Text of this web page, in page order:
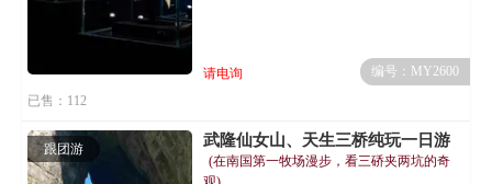
请电询
编号：MY2600
已售：112
跟团游 武隆仙女山、天生三桥纯玩一日游
(在南国第一牧场漫步，看三硚夹两坑的奇